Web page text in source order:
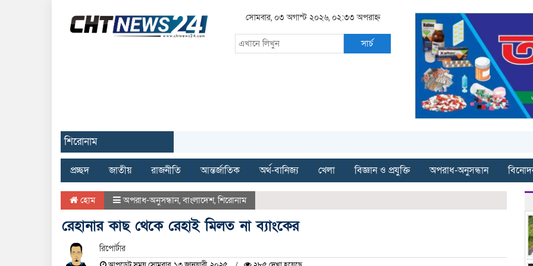
সোমবার, ০৩ অগাস্ট ২০২৬, ০২:৩৩ অপরাহ্ন
সার্চ
শিরোনাম
প্রচ্ছদ জাতীয় রাজনীতি আন্তর্জাতিক অর্থ-বানিজ্য খেলা বিজ্ঞান ও প্রযুক্তি অপরাধ-অনুসন্ধান
হোম অপরাধ-অনুসন্ধান,বাংলাদেশ,শিরোনাম
রেহানার কাছ থেকে রেহাই মিলত না ব্যাংকের
রিপোর্টার